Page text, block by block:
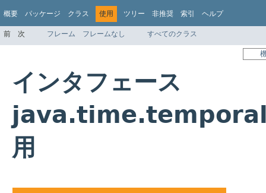
概要 パッケージ クラス 使用 ツリー 非推奨 索引 ヘルプ
前 次 フレーム フレームなし すべてのクラス
インタフェース
用